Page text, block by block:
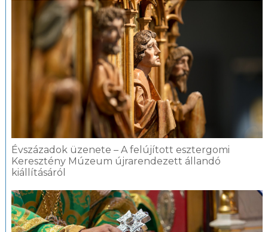
Évszázadok üzenete – A felújított esztergomi
Keresztény Múzeum újrarendezett állandó
kiállításáról